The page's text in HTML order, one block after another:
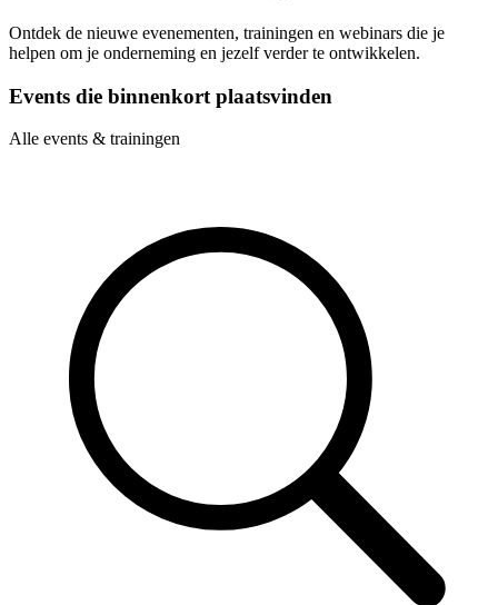
Ontdek de nieuwe evenementen, trainingen en webinars die je
helpen om je onderneming en jezelf verder te ontwikkelen.
Events die binnenkort plaatsvinden
Alle events & trainingen